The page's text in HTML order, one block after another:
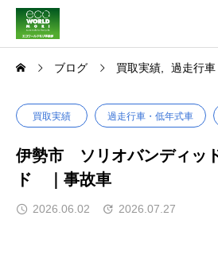
ブログ 買取実績 過走行
買取実績 過走行車・低年式車
伊勢市 ソリオバンディッ
ド ｜事故車
2026.06.02 2026.07.27